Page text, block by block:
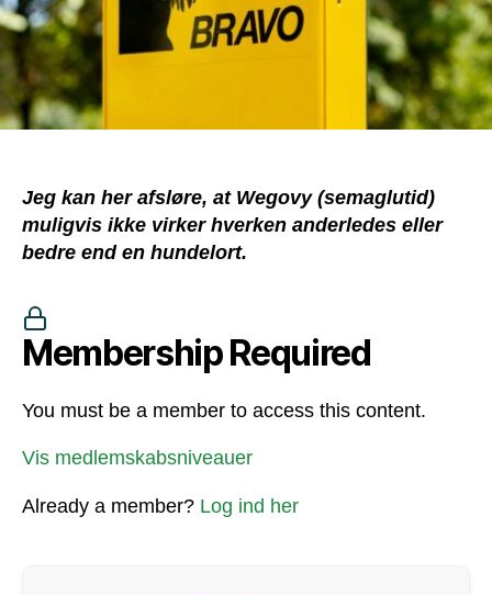
Jeg kan her afsløre, at Wegovy (semaglutid)
muligvis ikke virker hverken anderledes eller
bedre end en hundelort.
Membership Required
You must be a member to access this content.
Vis medlemskabsniveauer
Already a member? Log ind her